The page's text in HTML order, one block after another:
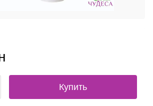
Купить